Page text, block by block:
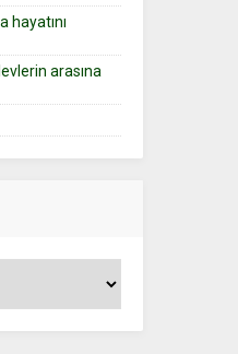
hayatını
arasına